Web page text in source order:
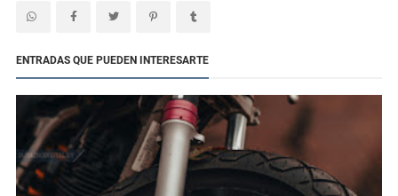
ENTRADAS QUE PUEDEN INTERESARTE